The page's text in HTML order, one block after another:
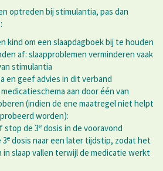
optreden bij stimulantia, pas dan
kind om een slaapdagboek bij te houden
af: slaapproblemen verminderen vaak
stimulantia
en geef advies in dit verband
aan door één van
(indien de ene maatregel niet helpt
worden):
stop de 3e dosis in de vooravond
3e dosis naar een later tijdstip, zodat het
in slaap vallen terwijl de medicatie werkt